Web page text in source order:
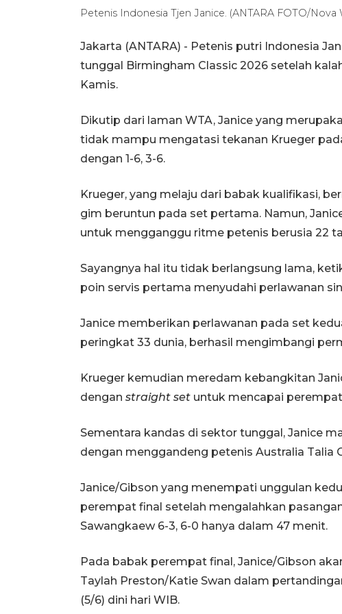
Petenis Indonesia Tjen Janice. (ANTARA FOTO/
Jakarta (ANTARA) - Petenis putri Indonesia
tunggal Birmingham Classic 2026 setelah
Kamis.
Dikutip dari laman WTA, Janice yang
tidak mampu mengatasi tekanan Krueger
dengan 1-6, 3-6.
Krueger, yang melaju dari babak kualifikasi,
gim beruntun pada set pertama. Namun,
untuk mengganggu ritme petenis berusia 22
Sayangnya hal itu tidak berlangsung lama,
poin servis pertama menyudahi perlawanan
Janice memberikan perlawanan pada set
peringkat 33 dunia, berhasil mengimbangi
Krueger kemudian meredam kebangkitan
dengan straight set untuk mencapai
Sementara kandas di sektor tunggal, Janice
dengan menggandeng petenis Australia Talia
Janice/Gibson yang menempati unggulan
perempat final setelah mengalahkan
Sawangkaew 6-3, 6-0 hanya dalam 47 menit.
Pada babak perempat final, Janice/Gibson
Taylah Preston/Katie Swan dalam
(5/6) dini hari WIB.